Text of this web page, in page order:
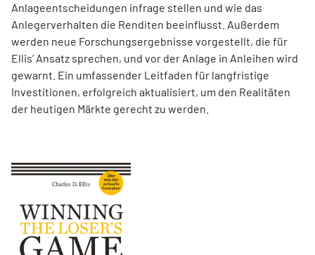
Anlageentscheidungen infrage stellen und wie das
Anlegerverhalten die Renditen beeinflusst. Außerdem
werden neue Forschungsergebnisse vorgestellt, die für
Ellis’ Ansatz sprechen, und vor der Anlage in Anleihen wird
gewarnt. Ein umfassender Leitfaden für langfristige
Investitionen, erfolgreich aktualisiert, um den Realitäten
der heutigen Märkte gerecht zu werden.